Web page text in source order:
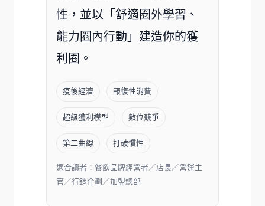
性 ，並以「舒適圈外學習、
能力圈內行動」建造你的獲
利圈。
疫後經濟 報復性消費
超級獲利模型 數位競爭
第二曲線 打破慣性
適合讀者：餐飲品牌經營者／店長／營運主
管／行銷企劃／加盟總部